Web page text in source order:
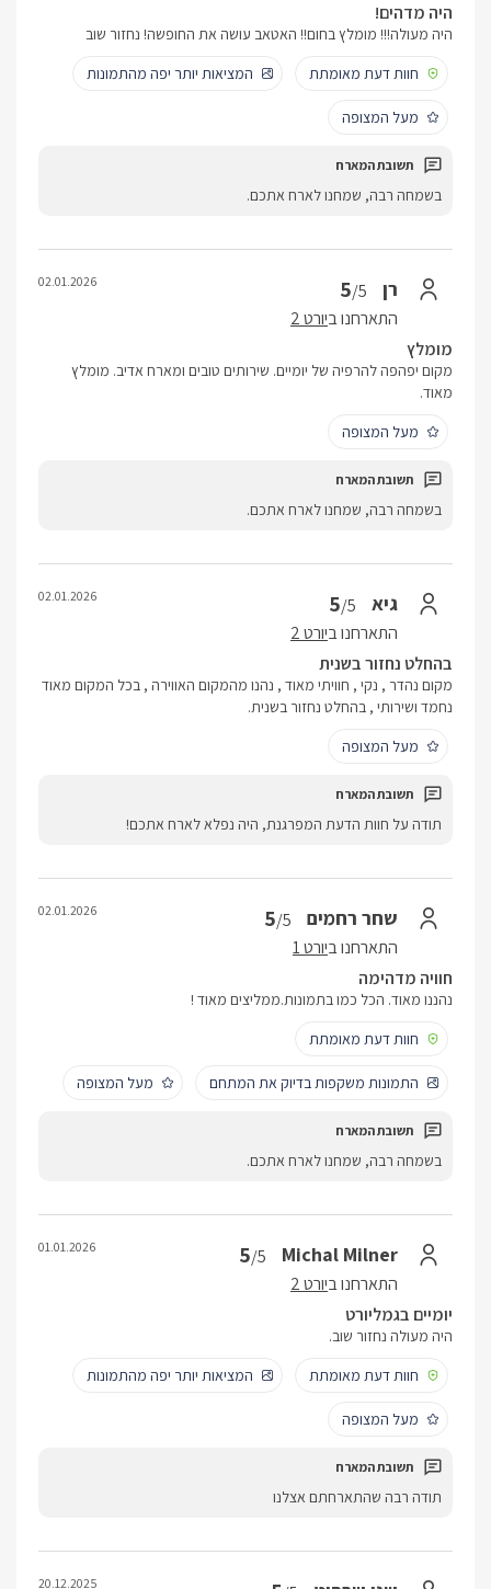
היה מדהים!
היה מעולה!!! מומלץ בחום!! האטאב עושה את החופשה! נחזור שוב
חוות דעת מאומתת
המציאות יותר יפה מהתמונות
מעל המצופה
בשמחה רבה, שמחנו לארח אתכם.
רן 5/5
התארחנו ביורט 2
02.01.2026
מומלץ
מקום יפהפה להרפיה של יומיים. שירותים טובים ומארח אדיב. מומלץ
מאוד.
מעל המצופה
בשמחה רבה, שמחנו לארח אתכם.
גיא 5/5
התארחנו ביורט 2
02.01.2026
בהחלט נחזור בשנית
מקום נהדר , נקי , חוויתי מאוד , נהנו מהמקום האווירה , בכל המקום מאוד
נחמד ושירותי , בהחלט נחזור בשנית.
מעל המצופה
תודה על חוות הדעת המפרגנת, היה נפלא לארח אתכם!
שחר רחמים 5/5
התארחנו ביורט 1
02.01.2026
חוויה מדהימה
נהננו מאוד. הכל כמו בתמונות.ממליצים מאוד !
חוות דעת מאומתת
התמונות משקפות בדיוק את המתחם מעל המצופה
בשמחה רבה, שמחנו לארח אתכם.
Michal Milner
5/5
התארחנו ביורט 2
01.01.2026
יומיים בגמליורט
היה מעולה נחזור שוב.
חוות דעת מאומתת
המציאות יותר יפה מהתמונות
מעל המצופה
תודה רבה שהתארחתם אצלנו
20.12.2025